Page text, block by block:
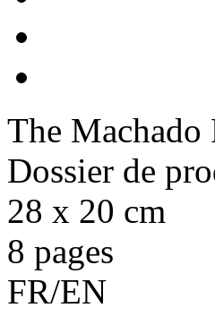
The Machado
Dossier de
28 x 20 cm
8 pages
FR/EN